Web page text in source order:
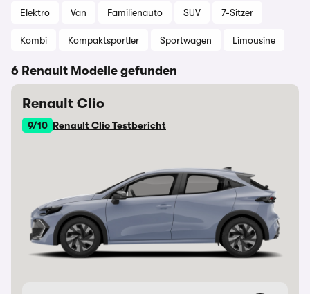
Elektro Van Familienauto SUV 7-Sitzer
Kombi Kompaktsportler Sportwagen Limousine
6 Renault Modelle gefunden
Renault Clio
9/10 Renault Clio Testbericht